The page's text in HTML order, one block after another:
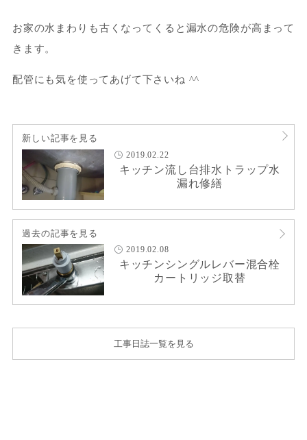
お家の水まわりも古くなってくると漏水の危険が高まって
きます。
配管にも気を使ってあげて下さいね ^^
新しい記事を見る
2019.02.22
キッチン流し台排水トラップ水
漏れ修繕
過去の記事を見る
2019.02.08
キッチンシングルレバー混合栓
カートリッジ取替
工事日誌一覧を見る